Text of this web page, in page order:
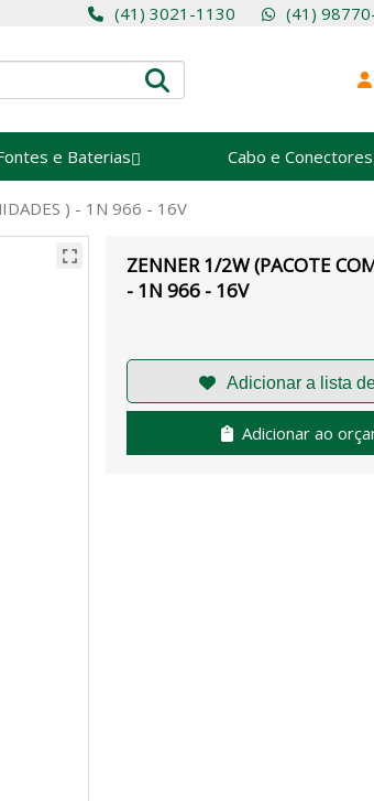
(41) 3021-1130 (41)
e Baterias Cabo e Conectores
) - 1N 966 - 16V
ZENNER 1/2W (PACOTE
- 1N 966 - 16V
Adicionar ao